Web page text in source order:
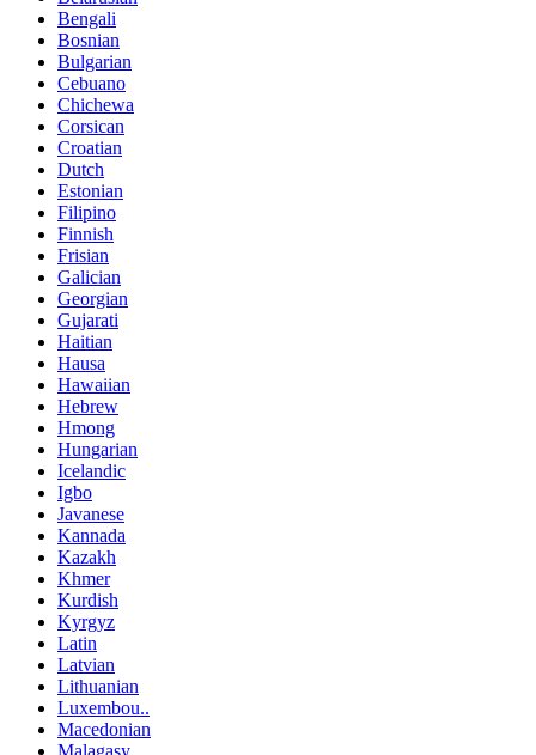
Bengali
Bosnian
Bulgarian
Cebuano
Chichewa
Corsican
Croatian
Dutch
Estonian
Filipino
Finnish
Frisian
Galician
Georgian
Gujarati
Haitian
Hausa
Hawaiian
Hebrew
Hmong
Hungarian
Icelandic
Igbo
Javanese
Kannada
Kazakh
Khmer
Kurdish
Kyrgyz
Latin
Latvian
Lithuanian
Luxembou..
Macedonian